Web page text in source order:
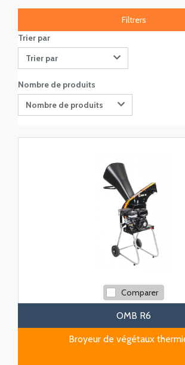
Filtrers
Trier par
Trier par
Nombre de produits
Nombre de produits
Comparer
OMB R6
Broyeur de végétaux